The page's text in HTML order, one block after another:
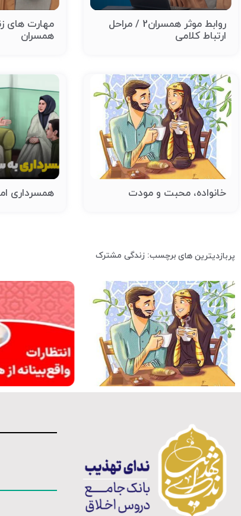
روابط موثر همسران2 / مراحل
ارتباط کلامی
مهارت های
همسران
خانواده، محبت و مودت همسرداری
پربازدیترین های برچسب: زندگی مشترک
کلیپ